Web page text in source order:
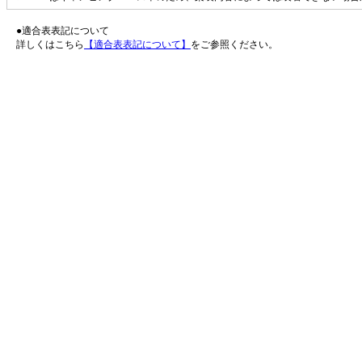
●適合表表記について
詳しくはこちら
【適合表表記について】 をご参照ください。